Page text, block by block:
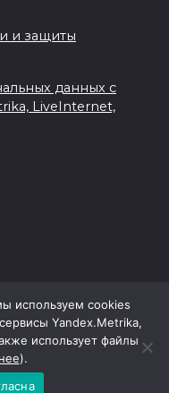
и защиты
данных с
LiveInternet,
используем cookies
Yandex.Metrika,
использует файлы
).